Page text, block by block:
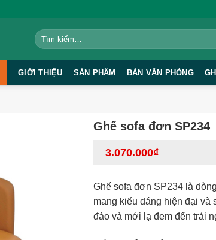
Tìm
kiếm:
GIỚI THIỆU SẢN PHẨM BÀN VĂN PHÒNG
Ghế sofa đơn SP234
3.070.000₫
Ghế sofa đơn SP234 là
mang kiểu dáng hiện đại
đáo và mới lạ đem đến trải